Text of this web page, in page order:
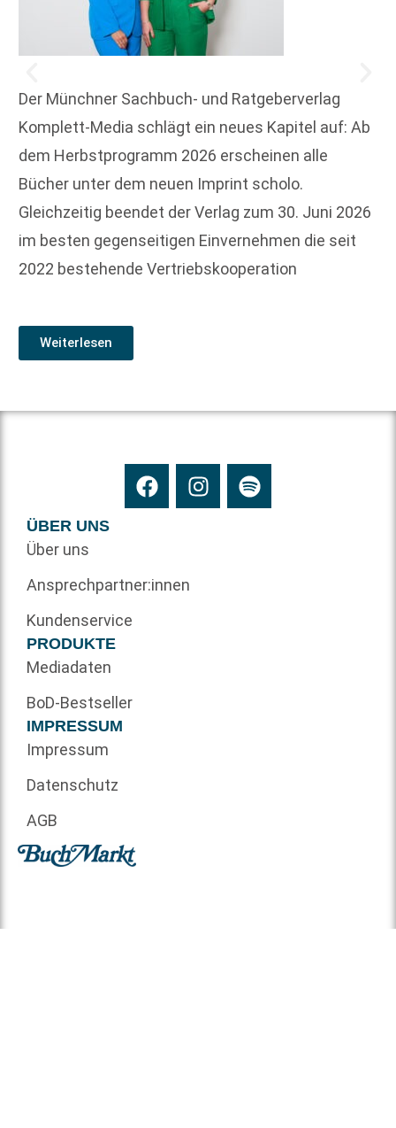
Der Münchner Sachbuch- und Ratgeberverlag
Komplett-Media schlägt ein neues Kapitel auf: Ab
dem Herbstprogramm 2026 erscheinen alle
Bücher unter dem neuen Imprint scholo.
Gleichzeitig beendet der Verlag zum 30. Juni 2026
im besten gegenseitigen Einvernehmen die seit
2022 bestehende Vertriebskooperation
Weiterlesen
ÜBER UNS
Über uns
Ansprechpartner:innen
Kundenservice
PRODUKTE
Mediadaten
BoD-Bestseller
IMPRESSUM
Impressum
Datenschutz
AGB